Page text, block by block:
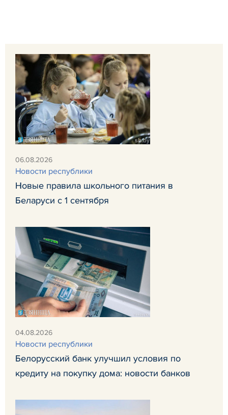
06.08.2026
Новости республики
Новые правила школьного питания в
Беларуси с 1 сентября
04.08.2026
Новости республики
Белорусский банк улучшил условия по
кредиту на покупку дома: новости банков